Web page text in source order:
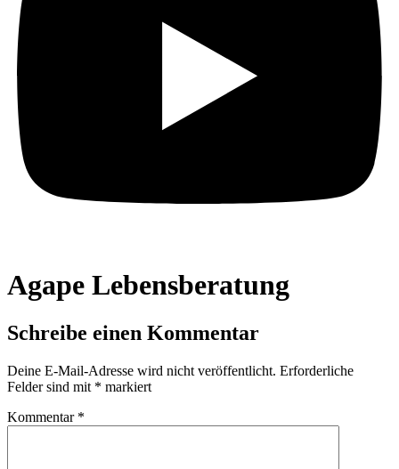
Agape Lebensberatung
Schreibe einen Kommentar
Deine E-Mail-Adresse wird nicht veröffentlicht. Erforderliche
Felder sind mit * markiert
Kommentar *